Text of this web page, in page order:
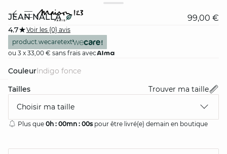
JEAN NALLA 99,00 €
4.7
Voir les {0} avis
product.wecaretext
ou 3 x 33,00 € sans frais avec
Couleur indigo fonce
Tailles
Trouver ma taille
Choisir ma taille
Plus que 0h : 00mn : 00spour être livré(e) demain en boutique